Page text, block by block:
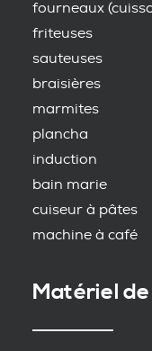
fourneaux
friteuses
sauteuses
braisières
marmites
plancha
induction
bain marie
cuiseur à pâtes
machine à café
Matériel